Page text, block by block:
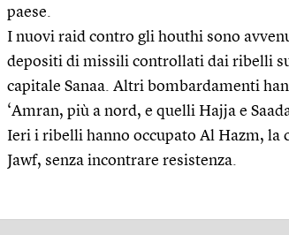
paese.
I nuovi raid contro gli houthi sono
depositi di missili controllati dai ribelli
capitale Sanaa. Altri bombardamenti
‘Amran, più a nord, e quelli Hajja e
Ieri i ribelli hanno occupato Al Hazm,
Jawf, senza incontrare resistenza.